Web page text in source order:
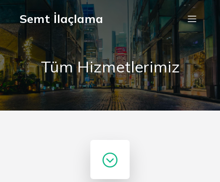
Semt İlaçlama
Tüm Hizmetlerimiz